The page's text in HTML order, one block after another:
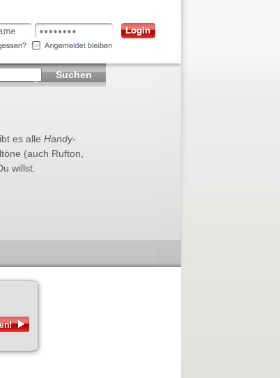
es alle Handy-
(auch Rufton,
willst.
Suchen